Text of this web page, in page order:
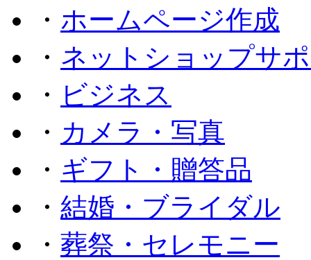
・ ホームページ作成
・ ネットショップサ
・ ビジネス
・ カメラ・写真
・ ギフト・贈答品
・ 結婚・ブライダル
・ 葬祭・セレモニー